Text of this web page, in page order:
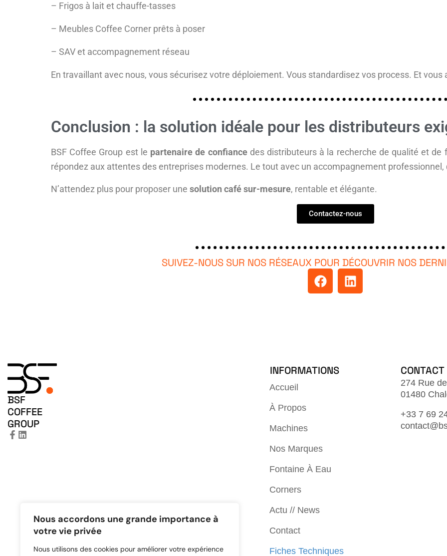
Nous accordons une grande importance à
votre vie privée
Nous utilisons des cookies pour améliorer votre expérience
– Frigos à lait et chauffe-tasses
– Meubles Coffee Corner prêts à poser
– SAV et accompagnement réseau
En travaillant avec nous, vous sécurisez votre déploiement. Vous standardisez vos process. Et
Conclusion : la solution idéale pour les distributeurs
BSF Coffee Group est le partenaire de confiancedes distributeurs à la recherche de qualité et de
répondez aux attentes des entreprises modernes. Le tout avec un accompagnement professionnel,
N’attendez plus pour proposer une solution café sur-mesure, rentable et élégante.
Contactez-nous
SUIVEZ-NOUS SUR NOS RÉSEAUX POUR DÉCOUVRIR NOS
BSF
COFFEE
GROUP
INFORMATIONS
Accueil
À Propos
Machines
Nos Marques
Fontaine À Eau
Corners
Actu // News
Contact
Fiches Techniques
CONTACT
274 Rue
01480
+33 7 69